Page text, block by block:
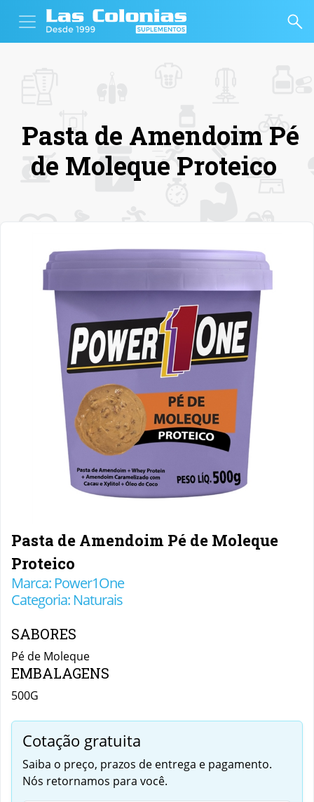
Pasta de Amendoim Pé
de Moleque Proteico
Pasta de Amendoim Pé de Moleque
Proteico
Marca: Power1One
Categoria: Naturais
SABORES
Pé de Moleque
EMBALAGENS
500G
Cotação gratuita
Saiba o preço, prazos de entrega e pagamento.
Nós retornamos para você.